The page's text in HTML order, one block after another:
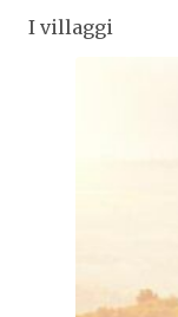
I villaggi